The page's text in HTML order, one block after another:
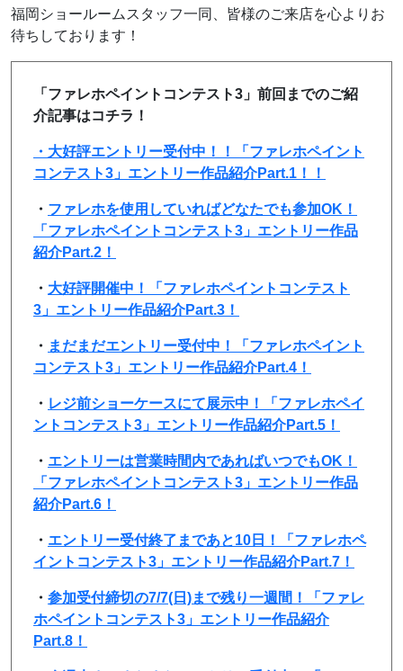
福岡ショールームスタッフ一同、皆様のご来店を心よりお
待ちしております！
「ファレホペイントコンテスト3」前回までのご紹
介記事はコチラ！
・大好評エントリー受付中！！「ファレホペイント
コンテスト3」エントリー作品紹介Part.1！！
・ ファレホを使用していればどなたでも参加OK！
「ファレホペイントコンテスト3」エントリー作品
紹介Part.2！
・ 大好評開催中！「ファレホペイントコンテスト
3」エントリー作品紹介Part.3！
・ まだまだエントリー受付中！「ファレホペイント
コンテスト3」エントリー作品紹介Part.4！
・ レジ前ショーケースにて展示中！「ファレホペイ
ントコンテスト3」エントリー作品紹介Part.5！
・ エントリーは営業時間内であればいつでもOK！
「ファレホペイントコンテスト3」エントリー作品
紹介Part.6！
・ エントリー受付終了まであと10日！「ファレホペ
イントコンテスト3」エントリー作品紹介Part.7！
・ 参加受付締切の7/7(日)まで残り一週間！「ファレ
ホペイントコンテスト3」エントリー作品紹介
Part.8！